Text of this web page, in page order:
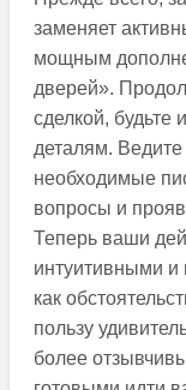
заменяет
мощным
дверей».
сделкой, будьте
деталям.
необходимые
вопросы и
Теперь ваши
интуитивными
как
пользу
более